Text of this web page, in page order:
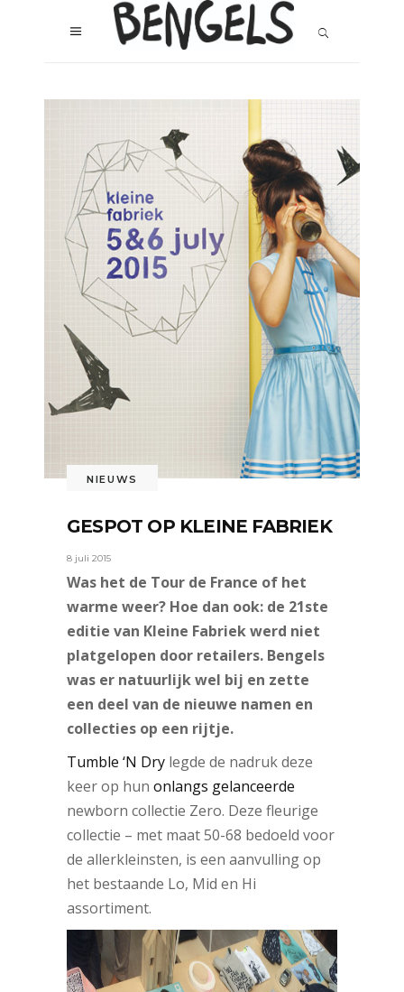
NIEUWS
GESPOT OP KLEINE FABRIEK
8 juli 2015
Was het de Tour de France of het
warme weer? Hoe dan ook: de 21ste
editie van Kleine Fabriek werd niet
platgelopen door retailers. Bengels
was er natuurlijk wel bij en zette
een deel van de nieuwe namen en
collecties op een rijtje.
Tumble ‘N Dry legde de nadruk deze
keer op hun onlangs gelanceerde
newborn collectie Zero. Deze fleurige
collectie – met maat 50-68 bedoeld voor
de allerkleinsten, is een aanvulling op
het bestaande Lo, Mid en Hi
assortiment.